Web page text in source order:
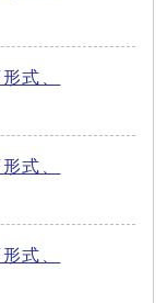
式、
式、
式、